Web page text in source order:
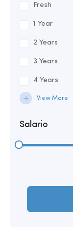
Fresh
1 Year
2 Years
3 Years
4 Years
View More
Salario